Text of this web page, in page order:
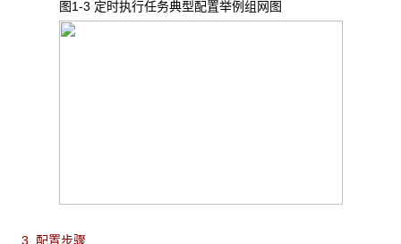
图1-3 定时执行任务典型配置举例组网图
3. 配置步骤